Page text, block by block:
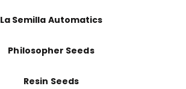
La Semilla Automatics
Philosopher Seeds
Resin Seeds